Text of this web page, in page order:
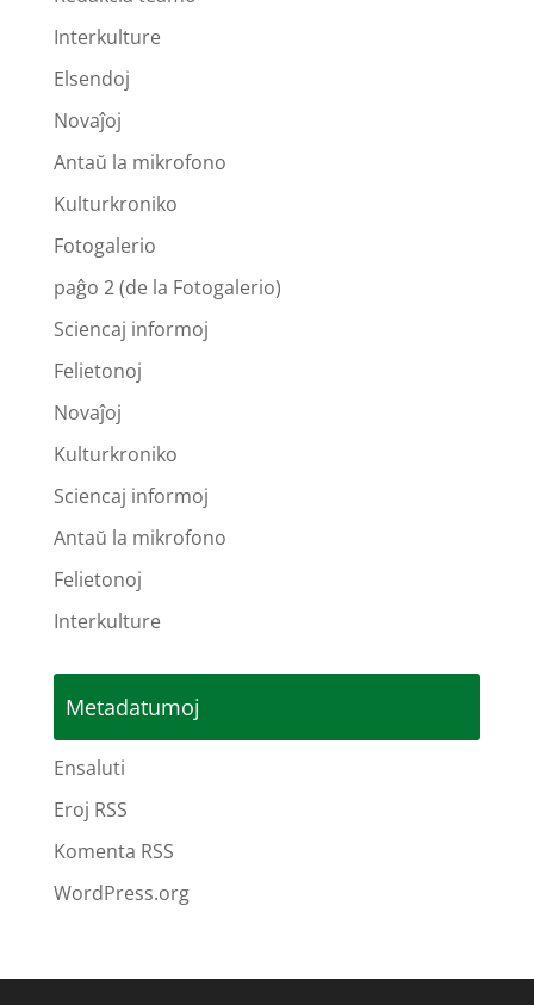
Interkulture
Elsendoj
Novaĵoj
Antaŭ la mikrofono
Kulturkroniko
Fotogalerio
paĝo 2 (de la Fotogalerio)
Sciencaj informoj
Felietonoj
Novaĵoj
Kulturkroniko
Sciencaj informoj
Antaŭ la mikrofono
Felietonoj
Interkulture
Metadatumoj
Ensaluti
Eroj RSS
Komenta RSS
WordPress.org